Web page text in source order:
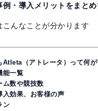
・導入メリットをまと
こんなことが分かります
Atleta（アトレータ）って何が
能一覧
ム数や競技数
入効果、お客様の声
ン